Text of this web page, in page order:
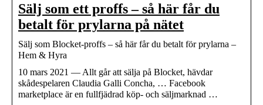
Sälj som ett proffs – så här får du
betalt för prylarna på nätet
Sälj som Blocket-proffs – så här får du betalt för prylarna –
Hem & Hyra
10 mars 2021 — Allt går att sälja på Blocket, hävdar
skådespelaren Claudia Galli Concha, … Facebook
marketplace är en fullfjädrad köp- och säljmarknad …